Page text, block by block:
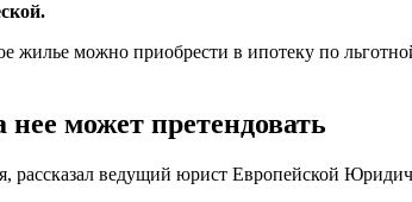
жилье можно приобрести в ипотеку по
может претендовать
рассказал ведущий юрист Европейской